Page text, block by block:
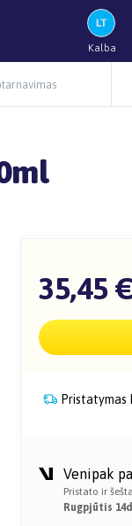
Kalba
35,45
Pristatymas
Venipak
Pristato ir
Rugpjūtis